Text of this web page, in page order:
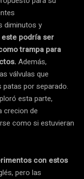
diminutos y
podría ser
trampa para
Además,
válvulas que
por separado.
esta parte,
crecion de
como si estuvieran
con estos
pero las